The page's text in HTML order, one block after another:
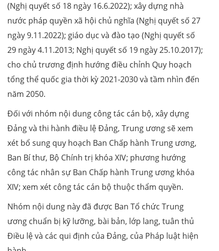
(Nghị quyết số 18 ngày 16.6.2022); xây dựng nhà
nước pháp quyền xã hội chủ nghĩa (Nghị quyết số 27
ngày 9.11.2022); giáo dục và đào tạo (Nghị quyết số
29 ngày 4.11.2013; Nghị quyết số 19 ngày 25.10.2017);
cho chủ trương định hướng điều chỉnh Quy hoạch
tổng thể quốc gia thời kỳ 2021-2030 và tầm nhìn đến
năm 2050.
Đối với nhóm nội dung công tác cán bộ, xây dựng
Đảng và thi hành điều lệ Đảng, Trung ương sẽ xem
xét bổ sung quy hoạch Ban Chấp hành Trung ương,
Ban Bí thư, Bộ Chính trị khóa XIV; phương hướng
công tác nhân sự Ban Chấp hành Trung ương khóa
XIV; xem xét công tác cán bộ thuộc thẩm quyền.
Nhóm nội dung này đã được Ban Tổ chức Trung
ương chuẩn bị kỹ lưỡng, bài bản, lớp lang, tuân thủ
Điều lệ và các qui định của Đảng, của Pháp luật hiện